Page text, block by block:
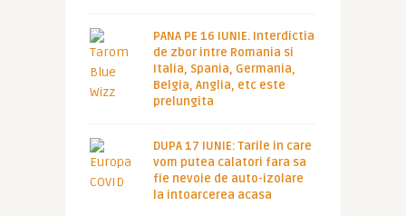
PANA PE 16 IUNIE. Interdictia
de zbor intre Romania si
Italia, Spania, Germania,
Belgia, Anglia, etc este
prelungita
DUPA 17 IUNIE: Tarile in care
vom putea calatori fara sa
fie nevoie de auto-izolare
la intoarcerea acasa